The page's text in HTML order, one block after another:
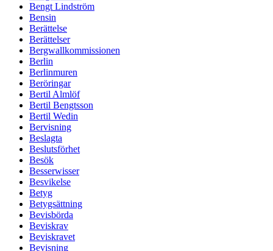
Bengt Lindström
Bensin
Berättelse
Berättelser
Bergwallkommissionen
Berlin
Berlinmuren
Beröringar
Bertil Almlöf
Bertil Bengtsson
Bertil Wedin
Bervisning
Beslagta
Beslutsförhet
Besök
Besserwisser
Besvikelse
Betyg
Betygsättning
Bevisbörda
Beviskrav
Beviskravet
Bevisning